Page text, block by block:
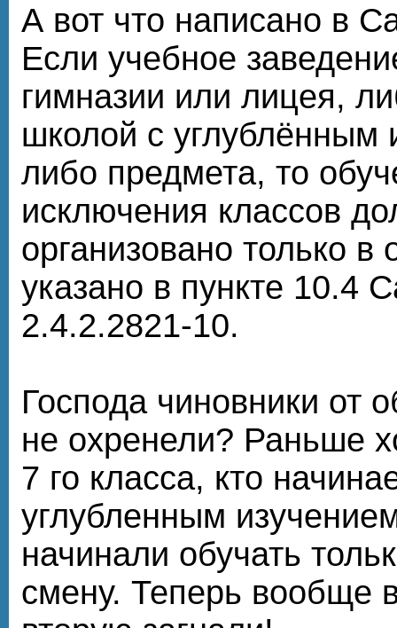
А вот что написано в
Если учебное
гимназии или лицея,
школой с углублённым
либо предмета, то
исключения классов
организовано только в
указано в пункте 10.4
2.4.2.2821-10.
Господа чиновники от
не охренели? Раньше
7 го класса, кто
углубленным
начинали обучать
смену. Теперь вообще